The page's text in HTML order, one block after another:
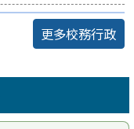
更多校務行政